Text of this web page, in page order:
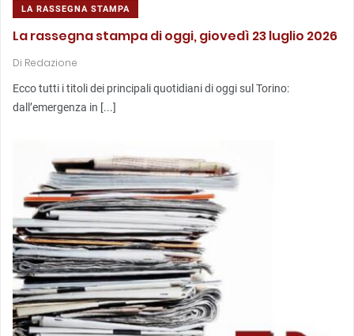
LA RASSEGNA STAMPA
La rassegna stampa di oggi, giovedì 23 luglio 2026
Di Redazione
Ecco tutti i titoli dei principali quotidiani di oggi sul Torino:
dall’emergenza in [...]